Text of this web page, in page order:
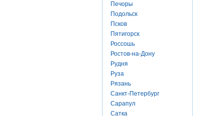
Печоры
Подольск
Псков
Пятигорск
Россошь
Ростов-на-Дону
Рудня
Руза
Рязань
Санкт-Петербург
Сарапул
Сатка